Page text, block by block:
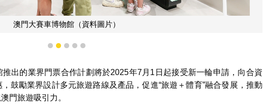
澳門大賽車博物館（資料圖片）
1 2 3 4 5
出的業界門票合作計劃將於2025年7月1日起接受新一輪申請，向合資
鼓勵業界設計多元旅遊路線及產品，促進“旅遊＋體育”融合發展，推動
門旅遊吸引力。